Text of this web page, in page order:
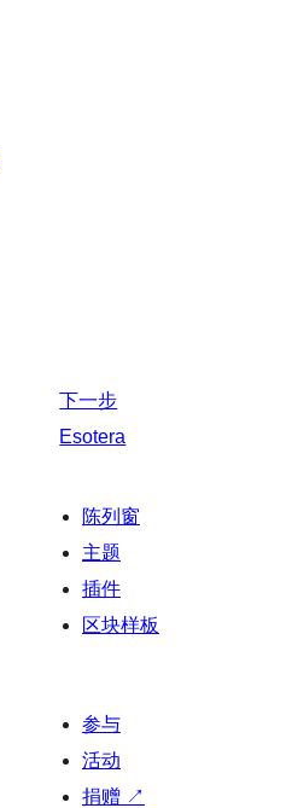
下一步
Esotera
陈列窗
主题
插件
区块样板
参与
活动
捐赠 ↗